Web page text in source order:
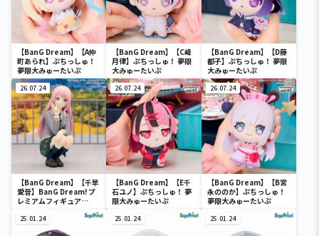
【BanG Dream】【A仲
町あられ】ぷちっしゅ！
夢限大みゅーたいぷ
【BanG Dream】【C峰
月律】ぷちっしゅ！ 夢限
大みゅーたいぷ
【BanG Dream】【D藤
都子】ぷちっしゅ！ 夢限
大みゅーたいぷ
26.07.24
【BanG Dream】【千早
愛音】BanG Dream! プ
レミアムフィギュア
ver.
26.07.24
【BanG Dream】【E千
石ユノ】ぷちっしゅ！ 夢
限大みゅーたいぷ
26.07.24
【BanG Dream】【B宮
永ののか】ぷちっしゅ！
夢限大みゅーたいぷ
25.01.24 25.01.24 25.01.24